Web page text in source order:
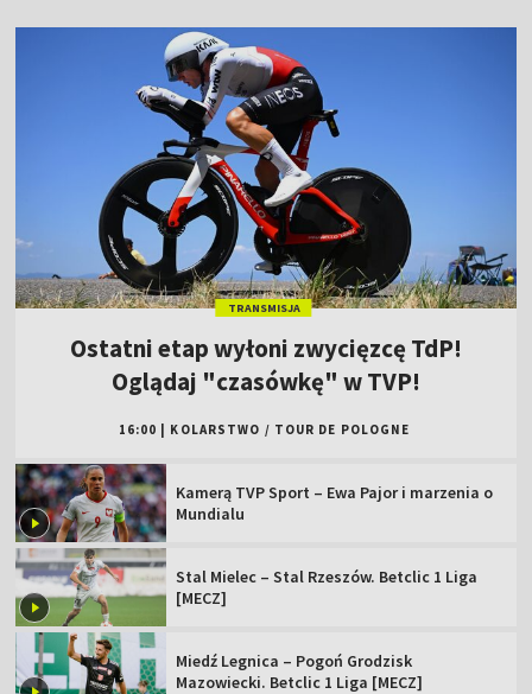
TRANSMISJA
Ostatni etap wyłoni zwycięzcę TdP!
Oglądaj "czasówkę" w TVP!
16:00 KOLARSTWO / TOUR DE POLOGNE
Kamerą TVP Sport – Ewa Pajor i marzenia o
Mundialu
Stal Mielec – Stal Rzeszów. Betclic 1 Liga
[MECZ]
Miedź Legnica – Pogoń Grodzisk
Mazowiecki. Betclic 1 Liga [MECZ]